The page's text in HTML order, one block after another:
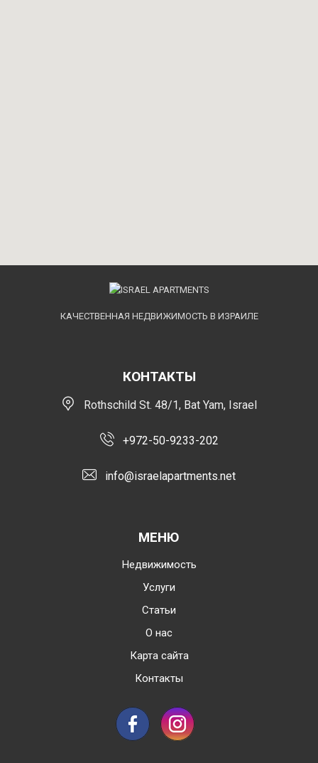
КАЧЕСТВЕННАЯ НЕДВИЖИМОСТЬ В ИЗРАИЛЕ
КОНТАКТЫ
Rothschild St. 48/1, Bat Yam, Israel
+972-50-9233-202
info@israelapartments.net
МЕНЮ
Недвижимость
Услуги
Статьи
О нас
Карта сайта
Контакты